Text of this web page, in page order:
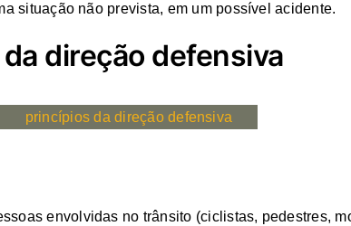
situação não prevista, em um possível acidente.
direção defensiva
envolvidas no trânsito (ciclistas, pedestres,